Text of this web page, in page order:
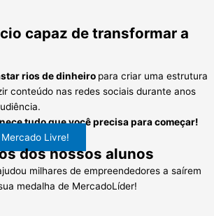
capaz de transformar a
rios de dinheiro para criar uma estrutura
conteúdo nas redes sociais durante anos
tudo que você precisa para começar!
Livre!
dos nossos alunos
milhares de empreendedores a saírem
medalha de MercadoLíder!